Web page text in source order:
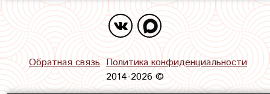
Обратная связь Политика конфиденциальности
2014-2026 ©